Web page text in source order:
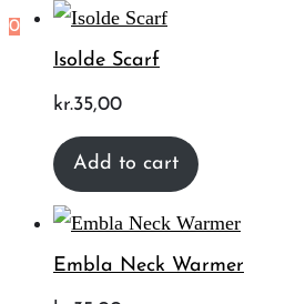
0
Isolde Scarf
kr.35,00
Add to cart
Embla Neck Warmer